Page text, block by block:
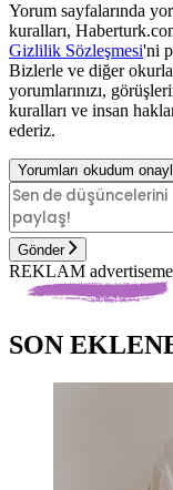
Yorum sayfalarında
kuralları,
Gizlilik Sözleşmesi'ni
Bizlerle ve diğer
yorumlarınızı,
kuralları ve insan
ederiz.
Yorumları okudum
Gönder
REKLAM
SON